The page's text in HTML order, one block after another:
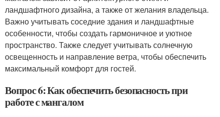
ландшафтного дизайна, а также от желания владельца.
Важно учитывать соседние здания и ландшафтные
особенности, чтобы создать гармоничное и уютное
пространство. Также следует учитывать солнечную
освещенность и направление ветра, чтобы обеспечить
максимальный комфорт для гостей.
Вопрос 6: Как обеспечить безопасность при
работе с мангалом